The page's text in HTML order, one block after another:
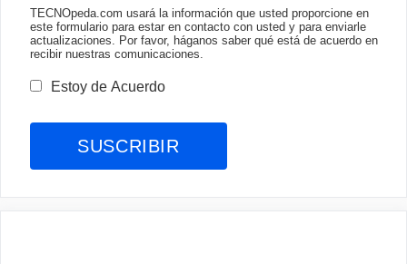
TECNOpeda.com usará la información que usted proporcione en
este formulario para estar en contacto con usted y para enviarle
actualizaciones. Por favor, háganos saber qué está de acuerdo en
recibir nuestras comunicaciones.
Estoy de Acuerdo